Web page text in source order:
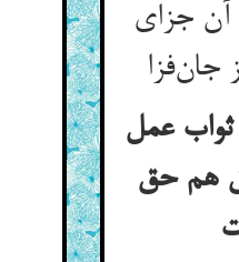
جزای
ثواب عمل
هم حق